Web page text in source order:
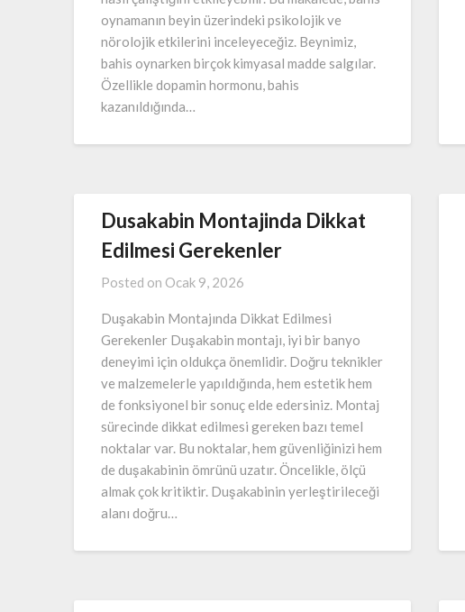
oynamanın beyin üzerindeki psikolojik ve
nörolojik etkilerini inceleyeceğiz. Beynimiz,
bahis oynarken birçok kimyasal madde salgılar.
Özellikle dopamin hormonu, bahis
kazanıldığında…
Dusakabin Montajinda Dikkat
Edilmesi Gerekenler
Posted on Ocak 9, 2026
Duşakabin Montajında Dikkat Edilmesi
Gerekenler Duşakabin montajı, iyi bir banyo
deneyimi için oldukça önemlidir. Doğru teknikler
ve malzemelerle yapıldığında, hem estetik hem
de fonksiyonel bir sonuç elde edersiniz. Montaj
sürecinde dikkat edilmesi gereken bazı temel
noktalar var. Bu noktalar, hem güvenliğinizi hem
de duşakabinin ömrünü uzatır. Öncelikle, ölçü
almak çok kritiktir. Duşakabinin yerleştirileceği
alanı doğru…